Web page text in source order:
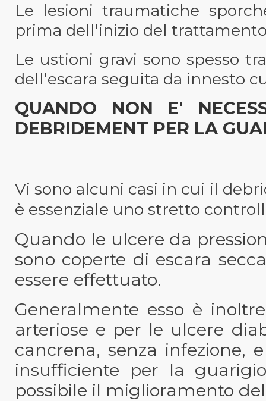
Le lesioni traumatiche
prima dell'inizio del
Le ustioni gravi sono spesso
dell'escara seguita da innesto
QUANDO NON E'
DEBRIDEMENT PER LA
Vi sono alcuni casi in cui il
è essenziale uno stretto
Quando le ulcere da
sono coperte di escara
essere effettuato.
Generalmente esso è
arteriose e per le ulcere
cancrena, senza infezione,
insufficiente per la
possibile il miglioramento